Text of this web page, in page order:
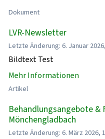
Dokument
LVR-Newsletter
Letzte Änderung: 6. Januar
Bildtext Test
Mehr Informationen
Artikel
Behandlungsangebote &
Mönchengladbach
Letzte Änderung: 6. März 2026,